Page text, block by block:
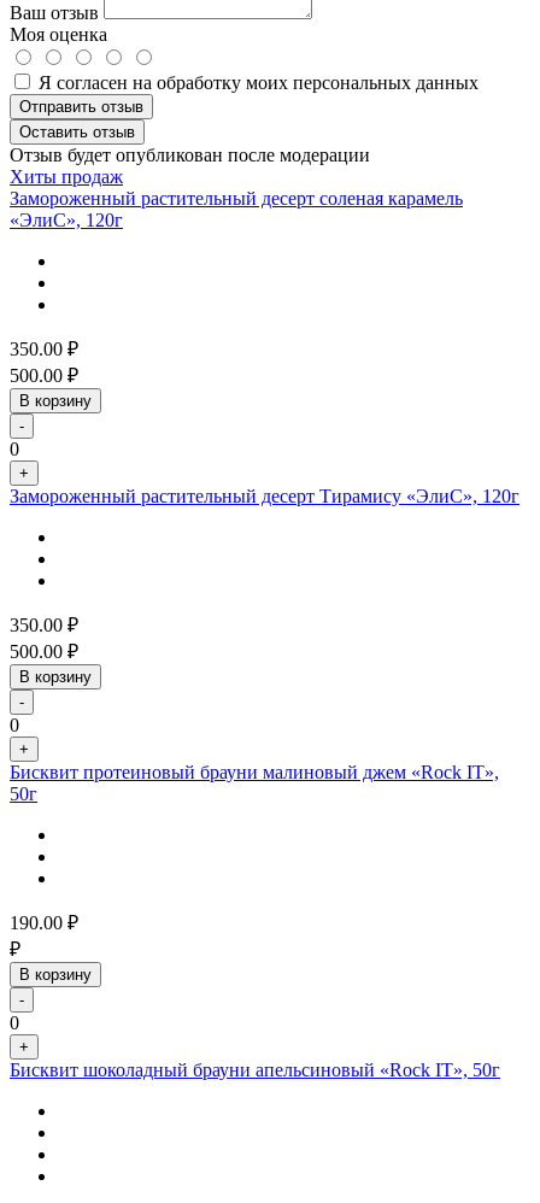
Ваш отзыв
Моя оценка
Я согласен на обработку моих персональных данных
Отправить отзыв
Оставить отзыв
Отзыв будет опубликован после модерации
Хиты продаж
Замороженный растительный десерт соленая карамель
«ЭлиС», 120г
350.00 ₽
500.00 ₽
В корзину
-
0
+
Замороженный растительный десерт Тирамису «ЭлиС», 120г
350.00 ₽
500.00 ₽
В корзину
-
0
+
Бисквит протеиновый брауни малиновый джем «Rock IT»,
50г
190.00 ₽
₽
В корзину
-
0
+
Бисквит шоколадный брауни апельсиновый «Rock IT», 50г